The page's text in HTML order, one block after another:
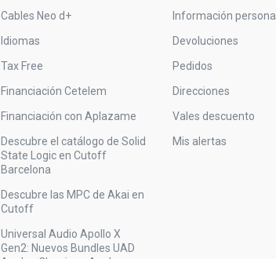
Cables Neo d+
Idiomas
Tax Free
Financiación Cetelem
Financiación con Aplazame
Descubre el catálogo de Solid
State Logic en Cutoff
Barcelona
Descubre las MPC de Akai en
Cutoff
Universal Audio Apollo X
Gen2: Nuevos Bundles UAD
Información personal
Devoluciones
Pedidos
Direcciones
Vales descuento
Mis alertas